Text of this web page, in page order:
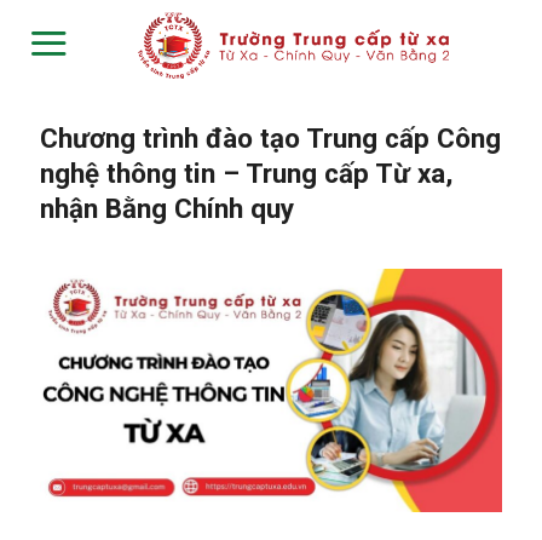
Chương trình đào tạo Trung cấp Công
nghệ thông tin – Trung cấp Từ xa,
nhận Bằng Chính quy